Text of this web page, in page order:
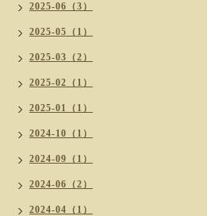
2025-06（3）
2025-05（1）
2025-03（2）
2025-02（1）
2025-01（1）
2024-10（1）
2024-09（1）
2024-06（2）
2024-04（1）